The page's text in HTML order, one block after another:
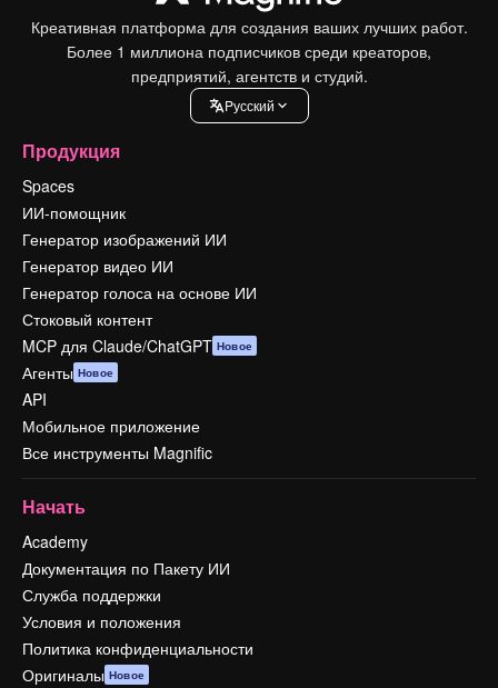
Креативная платформа для создания ваших лучших работ.
Более 1 миллиона подписчиков среди креаторов,
предприятий, агентств и студий.
Pусский
Продукция
Spaces
ИИ-помощник
Генератор изображений ИИ
Генератор видео ИИ
Генератор голоса на основе ИИ
Стоковый контент
MCP для Claude/ChatGPT Новое
Агенты Новое
API
Мобильное приложение
Все инструменты Magnific
Начать
Academy
Документация по Пакету ИИ
Служба поддержки
Условия и положения
Политика конфиденциальности
Оригиналы Новое